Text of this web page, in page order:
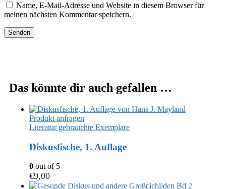
Name, E-Mail-Adresse und Website in diesem Browser für
meinen nächsten Kommentar speichern.
Das könnte dir auch gefallen …
Produkt anfragen
Literatur gebrauchte Exemplare
Diskusfische, 1. Auflage
0 out of 5
€9,00